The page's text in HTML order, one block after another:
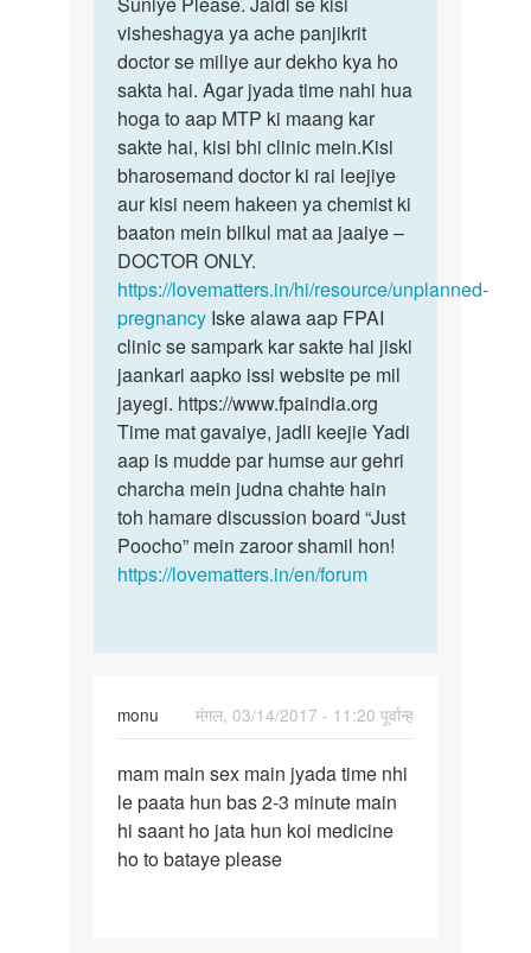
mam
mare
ek
fd
hai
vo
1
month
by
price
Please.
Jaldi
se
kisi
visheshagya ya ache panjikrit
doctor se miliye aur dekho kya ho
sakta hai. Agar jyada time nahi hua
hoga to aap MTP ki maang kar
sakte hai, kisi bhi clinic mein.Kisi
bharosemand doctor ki rai leejiye
aur kisi neem hakeen ya chemist ki
baaton mein bilkul mat aa jaaiye –
DOCTOR ONLY.
https://lovematters.in/hi/resource/unplanned-
pregnancy Iske alawa aap FPAI
clinic se sampark kar sakte hai jiski
jaankari aapko issi website pe mil
jayegi. https://www.fpaindia.org
Time mat gavaiye, jadli keejie Yadi
aap is mudde par humse aur gehri
charcha mein judna chahte hain
toh hamare discussion board “Just
Poocho” mein zaroor shamil hon!
https://lovematters.in/en/forum
monu
मंगल, 03/14/2017 - 11:20 पूर्वान्ह
mam
main
sex
main
mam main sex main jyada time nhi
le paata hun bas 2-3 minute main
hi saant ho jata hun koi medicine
ho to bataye please